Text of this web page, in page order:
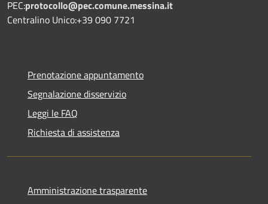
PEC:protocollo@pec.comune.messina.it
Centralino Unico:+39 090 7721
Prenotazione appuntamento
Segnalazione disservizio
Leggi le FAQ
Richiesta di assistenza
Amministrazione trasparente